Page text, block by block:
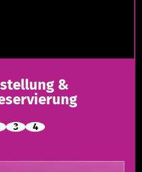
&
3 4